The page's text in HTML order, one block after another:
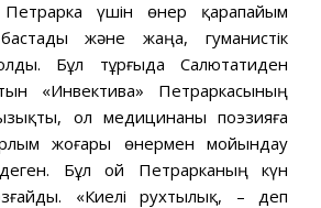
Петрарка үшін өнер қарапайым
және жаңа, гуманистік
Бұл тұрғыда Салютатиден
«Инвектива» Петраркасының
ол медицинаны поэзияға
жоғары өнермен мойындау
Бұл ой Петрарканың күн
«Киелі рухтылық, – деп